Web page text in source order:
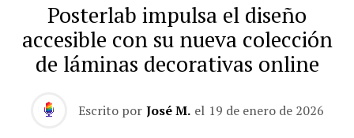
Posterlab impulsa el diseño
accesible con su nueva colección
de láminas decorativas online
Escrito por José M. el 19 de enero de 2026